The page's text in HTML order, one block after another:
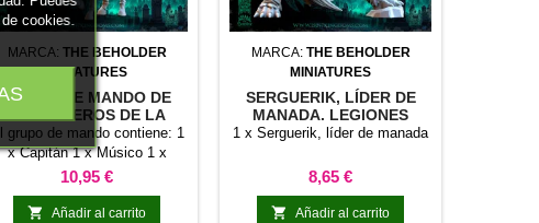
MARCA: THE BEHOLDER
MINIATURES
GRUPO DE MANDO DE
CABALLEROS DE LA
LAS LEGIONES
IMPERECEDERAS
grupo de mando contiene: 1
x Capitán 1 x Músico 1 x
Portaestandarte
Precio
10,95 €
 Añadir al carrito
MARCA: THE BEHOLDER
MINIATURES
SERGUERIK, LÍDER DE
MANADA. LEGIONES
IMPERECEDERAS
1 x Serguerik, líder de manada
Precio
8,65 €
 Añadir al carrito
cookies.